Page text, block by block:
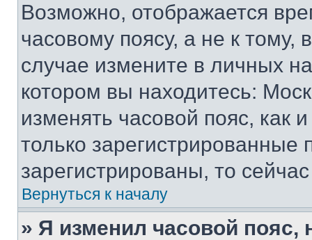
Возможно, отображается
часовому поясу, а не к тому,
случае измените в личных
котором вы находитесь:
изменять часовой пояс, как
только
зарегистрированы, то
Вернуться к началу
» Я изменил часовой пояс,